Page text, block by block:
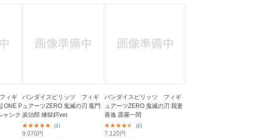
ィギ
ONE P
ャンク
バンダイスピリッツ フィギ
ュアーツZERO 鬼滅の刃 竈門
炭治郎 煉獄鍔ver.
(1)
9,070円
バンダイスピリッツ フィギ
ュアーツZERO 鬼滅の刃 我妻
善逸 霹靂一閃
(2)
7,120円